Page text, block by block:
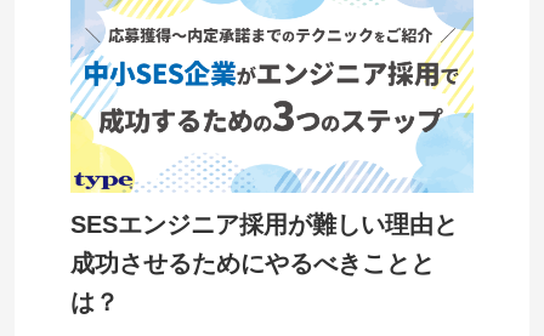
SESエンジニア採用が難しい理由と
成功させるためにやるべきことと
は？